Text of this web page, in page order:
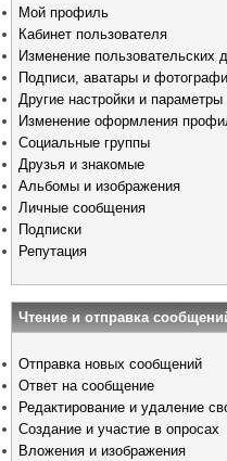
Мой профиль
Кабинет пользователя
Изменение пользовательских
Подписи, аватары и
Другие настройки и параметры
Изменение оформления
Социальные группы
Друзья и знакомые
Альбомы и изображения
Личные сообщения
Подписки
Репутация
Чтение и отправка
Отправка новых сообщений
Ответ на сообщение
Редактирование и удаление
Создание и участие в опросах
Вложения и изображения